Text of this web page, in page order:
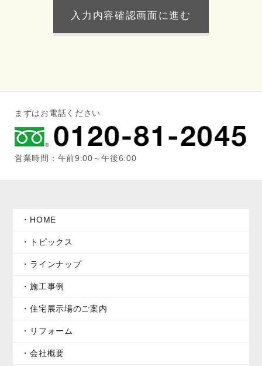
まずはお電話ください
営業時間：午前9:00～午後6:00
HOME
トピックス
ラインナップ
施工事例
住宅展示場のご案内
リフォーム
会社概要